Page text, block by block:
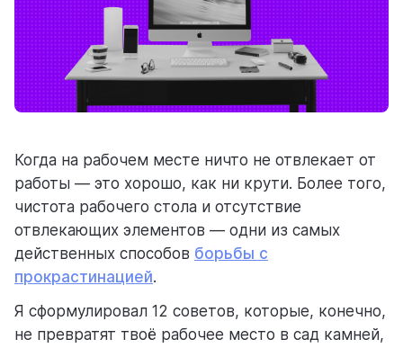
блог
полезности и рассказы о приятном
цены
тарифные планы для любых команд
помощь
помогаем научиться работать в Weeek
Когда на рабочем месте ничто не отвлекает от
работы — это хорошо, как ни крути. Более того,
чистота рабочего стола и отсутствие
отвлекающих элементов — одни из самых
действенных способов борьбы с
прокрастинацией.
Я сформулировал 12 советов, которые, конечно,
не превратят твоё рабочее место в сад камней,